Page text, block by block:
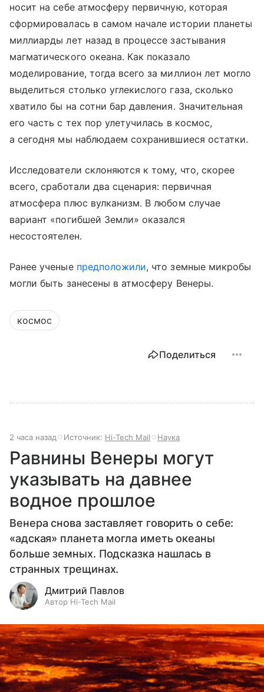
носит на себе атмосферу первичную, которая
сформировалась в самом начале истории планеты
миллиарды лет назад в процессе застывания
магматического океана. Как показало
моделирование, тогда всего за миллион лет могло
выделиться столько углекислого газа, сколько
хватило бы на сотни бар давления. Значительная
его часть с тех пор улетучилась в космос,
а сегодня мы наблюдаем сохранившиеся остатки.
Исследователи склоняются к тому, что, скорее
всего, сработали два сценария: первичная
атмосфера плюс вулканизм. В любом случае
вариант «погибшей Земли» оказался
несостоятелен.
Ранее ученые предположили, что земные микробы
могли быть занесены в атмосферу Венеры.
космос
Поделиться
2 часа назад Источник: Hi-Tech Mail Наука
Равнины Венеры могут
указывать на давнее
водное прошлое
Венера снова заставляет говорить о себе:
«адская» планета могла иметь океаны
больше земных. Подсказка нашлась в
странных трещинах.
Дмитрий Павлов
Автор Hi-Tech Mail